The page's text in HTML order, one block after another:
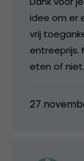
idee om er
vrij
entreeprijs.
eten of niet.
27